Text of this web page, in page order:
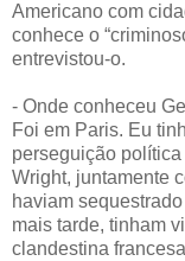
Americano com
conhece o
entrevistou-o.
- Onde conheceu
Foi em Paris. Eu
perseguição
Wright, juntamente
haviam
mais tarde, tinham
clandestina